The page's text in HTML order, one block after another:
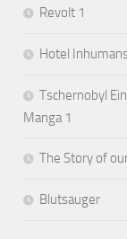
Revolt 1
Hotel
Tschernobyl
Manga 1
The Story of
Blutsauger